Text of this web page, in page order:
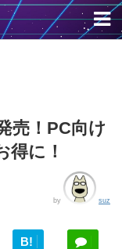
売！PC向け
得に！
by suz
B!